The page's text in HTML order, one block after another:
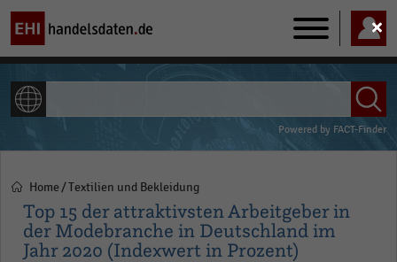
Main
navigation
Powered by FACT-Finder
Pfadnavigation
Home Textilien und Bekleidung
Top 15 der attraktivsten Arbeitgeber in
der Modebranche in Deutschland im
Jahr 2020 (Indexwert in Prozent)